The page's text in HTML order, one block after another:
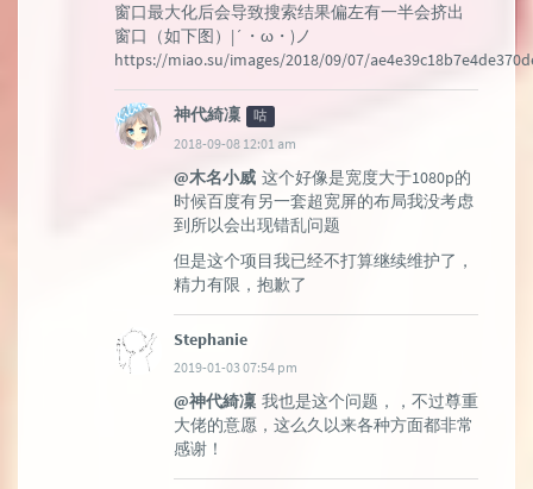
窗口最大化后会导致搜索结果偏左有一半会挤出
窗口（如下图）|´・ω・)ノ
https://miao.su/images/2018/09/07/
神代綺凜 咕
2018-09-08 12:01 am
@木名小威 这个好像是宽度大于1080p的
时候百度有另一套超宽屏的布局我没考虑
到所以会出现错乱问题
但是这个项目我已经不打算继续维护了，
精力有限，抱歉了
Stephanie
2019-01-03 07:54 pm
@神代綺凜 我也是这个问题，，不过尊重
大佬的意愿，这么久以来各种方面都非常
感谢！